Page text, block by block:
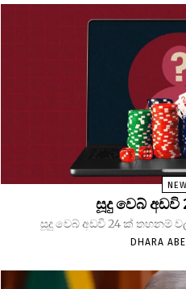
සූදු වෙබ්
සූදු වෙබ් අඩවි 24 ක් තහනම්
DHARA